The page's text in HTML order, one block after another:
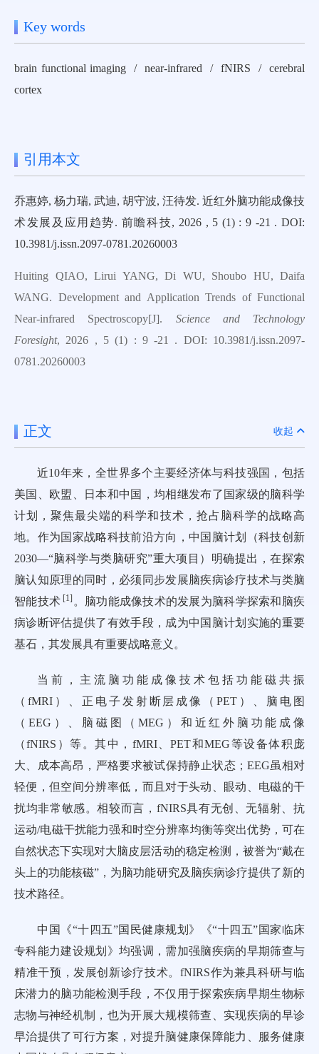
Key words
brain functional imaging / near-infrared / fNIRS / cerebral
cortex
引用本文
乔惠婷, 杨力瑞, 武迪, 胡守波, 汪待发. 近红外脑功能成像技
术发展及应用趋势. 前瞻科技, 2026 , 5 (1) : 9 -21 . DOI:
10.3981/j.issn.2097-0781.20260003
Huiting QIAO, Lirui YANG, Di WU, Shoubo HU, Daifa
WANG. Development and Application Trends of Functional
Near-infrared Spectroscopy[J]. Science and Technology
Foresight, 2026 , 5 (1) : 9 -21 . DOI: 10.3981/j.issn.2097-
0781.20260003
正文 收起
近10年来，全世界多个主要经济体与科技强国，包括
美国、欧盟、日本和中国，均相继发布了国家级的脑科学
计划，聚焦最尖端的科学和技术，抢占脑科学的战略高
地。作为国家战略科技前沿方向，中国脑计划（科技创新
2030—“脑科学与类脑研究”重大项目）明确提出，在探索
脑认知原理的同时，必须同步发展脑疾病诊疗技术与类脑
智能技术 [1] 。脑功能成像技术的发展为脑科学探索和脑疾
病诊断评估提供了有效手段，成为中国脑计划实施的重要
基石，其发展具有重要战略意义。
当前，主流脑功能成像技术包括功能磁共振
（fMRI）、正电子发射断层成像（PET）、脑电图
（EEG）、脑磁图（MEG）和近红外脑功能成像
（fNIRS）等。其中，fMRI、PET和MEG等设备体积庞
大、成本高昂，严格要求被试保持静止状态；EEG虽相对
轻便，但空间分辨率低，而且对于头动、眼动、电磁的干
扰均非常敏感。相较而言，fNIRS具有无创、无辐射、抗
运动/电磁干扰能力强和时空分辨率均衡等突出优势，可在
自然状态下实现对大脑皮层活动的稳定检测，被誉为“戴在
头上的功能核磁”，为脑功能研究及脑疾病诊疗提供了新的
技术路径。
中国《“十四五”国民健康规划》《“十四五”国家临床
专科能力建设规划》均强调，需加强脑疾病的早期筛查与
精准干预，发展创新诊疗技术。fNIRS作为兼具科研与临
床潜力的脑功能检测手段，不仅用于探索疾病早期生物标
志物与神经机制，也为开展大规模筛查、实现疾病的早诊
早治提供了可行方案，对提升脑健康保障能力、服务健康